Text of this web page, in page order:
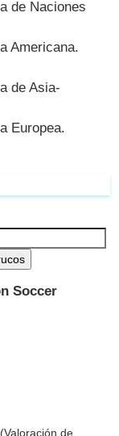
de Naciones
Americana.
de Asia-
Europea.
Soccer
(Valoración de